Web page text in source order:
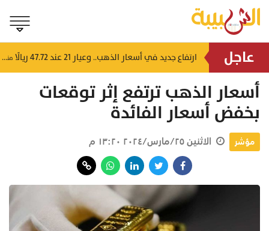
عاجل منذ ٤ ساعات
ارتفاع جديد في أسعار الذهب.. وعيار 21 عند 47.72 ريالًا منذ ٥ ساعات
أسعار الذهب ترتفع إثر توقعات
بخفض أسعار الفائدة
مؤشر الاثنين ٢٥/مارس/٢٠٢٤ ١٣:٢٠ م